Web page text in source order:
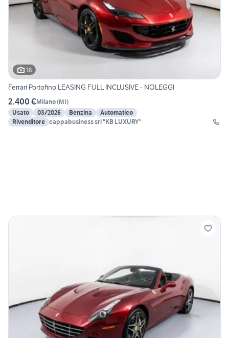
18
Ferrari Portofino LEASING FULL INCLUSIVE - NOLEGGI
2.400 €Milano(MI)
Usato
03/2026 Benzina
Automatico
Rivenditore
cappabusiness srl "KB LUXURY"